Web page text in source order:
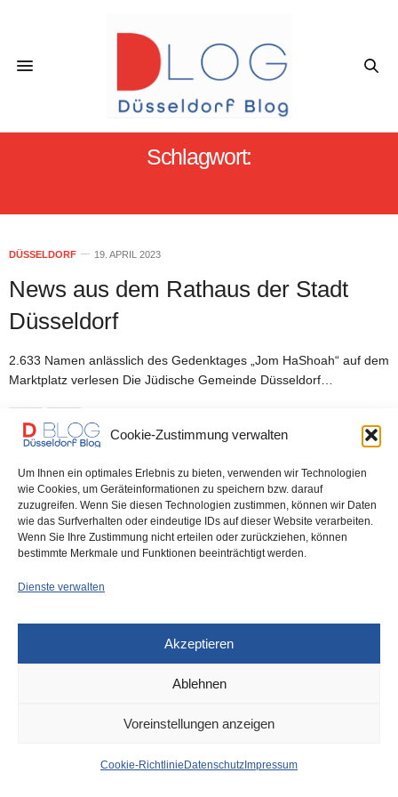
Cookie-Zustimmung verwalten
Um Ihnen ein optimales Erlebnis zu bieten, verwenden wir Technologien
wie Cookies, um Geräteinformationen zu speichern bzw. darauf
zuzugreifen. Wenn Sie diesen Technologien zustimmen, können wir Daten
wie das Surfverhalten oder eindeutige IDs auf dieser Website verarbeiten.
Wenn Sie Ihre Zustimmung nicht erteilen oder zurückziehen, können
bestimmte Merkmale und Funktionen beeinträchtigt werden.
Dienste verwalten
Akzeptieren
Ablehnen
Voreinstellungen anzeigen
Cookie-Richtlinie Datenschutz Impressum
Schlagwort:
DÜSSELDORF 19. APRIL 2023
News aus dem Rathaus der Stadt
Düsseldorf
2.633 Namen anlässlich des Gedenktages „Jom HaShoah“ auf dem
Marktplatz verlesen Die Jüdische Gemeinde Düsseldorf…
0 SHARES
IMPRESSUM DATENSCHUTZ COOKIE-RICHTLINIE (EU)